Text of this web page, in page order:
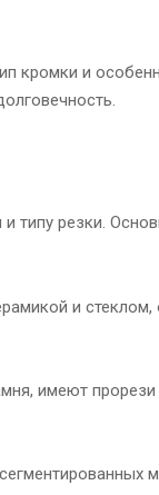
кромки и
типу резки.
и
имеют